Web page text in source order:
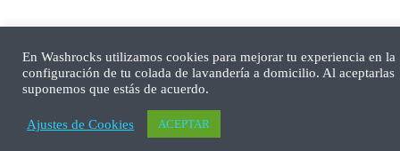
En Washrocks utilizamos cookies para mejorar tu experiencia en la
configuración de tu colada de lavandería a domicilio. Al aceptarlas
suponemos que estás de acuerdo.
Ajustes de Cookies ACEPTAR